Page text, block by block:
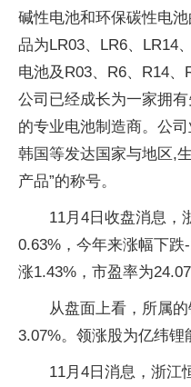
碱性电池和环保碳性电
品为LR03、LR6、LR14
电池及R03、R6、R14
公司已经成长为一家拥
的专业电池制造商。公
韩国等发达国家与地区,
产品”的称号。
11月4日收盘消息，
0.63%，今年来涨幅下跌
涨1.43%，市盈率为24.07
从盘面上看，所属
3.07%。领涨股为亿纬锂
11月4日消息，浙江